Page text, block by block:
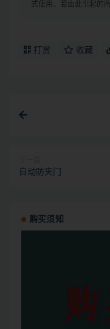
式使用，若由此引起的
打赏 收藏
自动防夹门
购买须知